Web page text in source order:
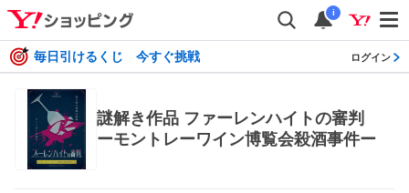
i
毎日引けるくじ 今すぐ挑戦 ログイン
謎解き作品 ファーレンハイトの審判
ーモントレーワイン博覧会殺酒事件ー